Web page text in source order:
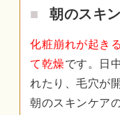
朝のスキ
化粧崩れが起き
て乾燥です。日
れたり、毛穴が
朝のスキンケア